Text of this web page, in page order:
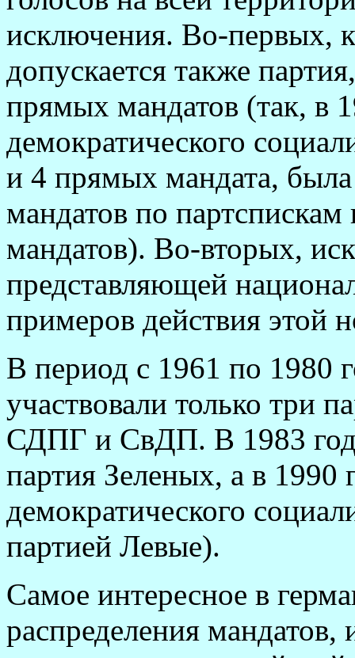
исключения. Во-первых,
допускается также
прямых мандатов (так, в
демократического
и 4 прямых мандата,
мандатов по
мандатов). Во-вторых,
представляющей
примеров действия этой
В период с 1961 по 1980
участвовали только три
СДПГ и СвДП. В 1983
партия Зеленых, а в 1990
демократического
партией Левые).
Самое интересное в
распределения